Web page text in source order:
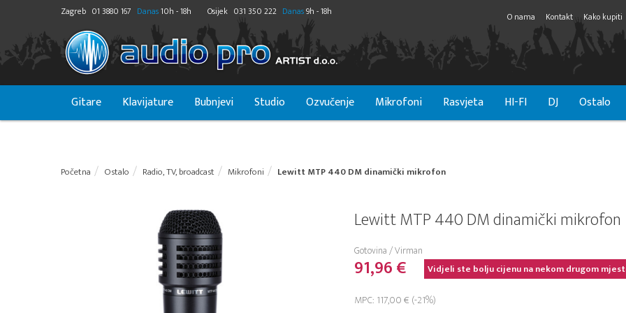
Zagreb 01 3880 167 Danas10h - 18h Osijek 031 350 222 Danas9h - 18h O nama Kontakt Kako kupiti
Gitare Klavijature Bubnjevi Studio Ozvučenje Mikrofoni Rasvjeta HI-FI DJ Ostalo
Početna Ostalo Radio, TV, broadcast Mikrofoni Lewitt MTP 440 DM dinamički mikrofon
Lewitt MTP 440 DM dinamički mikrofon
Gotovina / Virman
91,96 € Vidjeli ste bolju cijenu na nekom drugom
MPC: 117,00 € (-21%)